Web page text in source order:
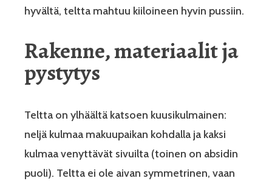
hyvältä, teltta mahtuu kiiloineen hyvin pussiin.
Rakenne, materiaalit ja
pystytys
Teltta on ylhäältä katsoen kuusikulmainen:
neljä kulmaa makuupaikan kohdalla ja kaksi
kulmaa venyttävät sivuilta (toinen on absidin
puoli). Teltta ei ole aivan symmetrinen, vaan